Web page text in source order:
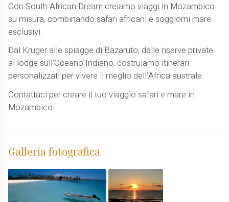
Con South African Dream creiamo viaggi in Mozambico
su misura, combinando safari africani e soggiorni mare
esclusivi.
Dal Kruger alle spiagge di Bazaruto, dalle riserve private
ai lodge sull’Oceano Indiano, costruiamo itinerari
personalizzati per vivere il meglio dell’Africa australe.
Contattaci per creare il tuo viaggio safari e mare in
Mozambico.
Galleria fotografica